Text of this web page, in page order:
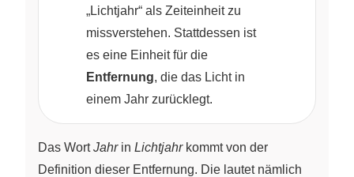
„Lichtjahr“ als Zeiteinheit zu
missverstehen. Stattdessen ist
es eine Einheit für die
Entfernung, die das Licht in
einem Jahr zurücklegt.
Das WortJahrin Lichtjahrkommt von der
Definition dieser Entfernung. Die lautet nämlich